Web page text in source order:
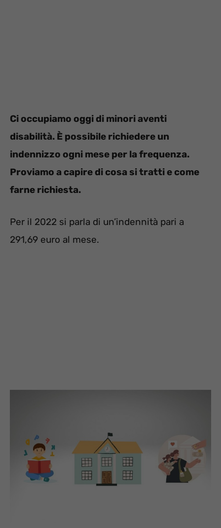
Ci occupiamo oggi di minori aventi
disabilità. È possibile richiedere un
indennizzo ogni mese per la frequenza.
Proviamo a capire di cosa si tratti e come
farne richiesta.
Per il 2022 si parla di un’indennità pari a
291,69 euro al mese.